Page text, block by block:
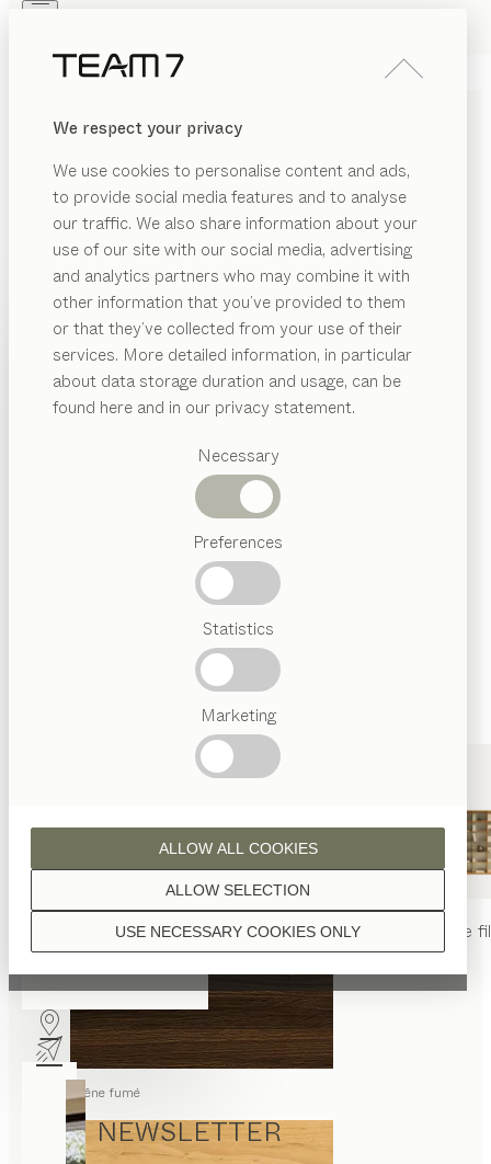
We respect your privacy
We use cookies to personalise content and ads,
to provide social media features and to analyse
our traffic. We also share information about your
use of our site with our social media, advertising
and analytics partners who may combine it with
other information that you’ve provided to them
or that they’ve collected from your use of their
services. More detailed information, in particular
about data storage duration and usage, can be
found here and in our privacy statement.
Necessary
Preferences
Statistics
Marketing
USE NECESSARY COOKIES ONLY
ALLOW SELECTION
ALLOW ALL COOKIES
PRODUITS
INSPIRATION
REVENDEUR
Catégories
suggérées
Artisanat
Autrichien
tablenya chaisenya rayonnage
NEWSLETTER
PRODUITS
INSPIRATION
QUI SOMMES-NOUS
REVENDEUR
TABLE BASSEstern
Jacob Strobel
Table ou sculpture ? stern est l’une et l’autre à la fois.
Sa géométrie complexe, réalisée avec une précision
artisanale exceptionnelle, donne à la pièce une touche
d’originalité.
CONFIGURER
ESSENCES DE BOIS
Sauf stipulation contraire, toutes les surfaces en bois
sont traitées à l’huile naturelle.
chêne fumé